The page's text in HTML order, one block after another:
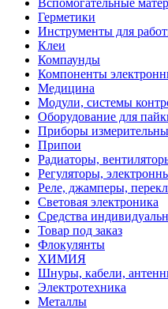
Вспомогательные
Герметики
Инструменты для
Клеи
Компаунды
Компоненты
Медицина
Модули, системы
Оборудование для
Приборы
Припои
Радиаторы,
Регуляторы,
Реле, джамперы,
Световая электроника
Средства
Товар под заказ
Флокулянты
ХИМИЯ
Шнуры, кабели,
Электротехника
Металлы